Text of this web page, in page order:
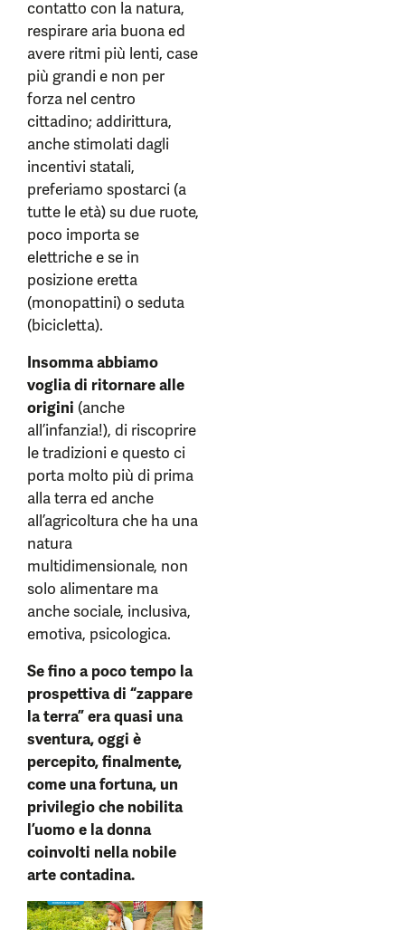
contatto con la natura,
respirare aria buona ed
avere ritmi più lenti, case
più grandi e non per
forza nel centro
cittadino; addirittura,
anche stimolati dagli
incentivi statali,
preferiamo spostarci (a
tutte le età) su due ruote,
poco importa se
elettriche e se in
posizione eretta
(monopattini) o seduta
(bicicletta).
Insomma abbiamo
voglia di ritornare alle
origini (anche
all’infanzia!), di riscoprire
le tradizioni e questo ci
porta molto più di prima
alla terra ed anche
all’agricoltura che ha una
natura
multidimensionale, non
solo alimentare ma
anche sociale, inclusiva,
emotiva, psicologica.
Se fino a poco tempo la
prospettiva di “zappare
la terra” era quasi una
sventura, oggi è
percepito, finalmente,
come una fortuna, un
privilegio che nobilita
l’uomo e la donna
coinvolti nella nobile
arte contadina.